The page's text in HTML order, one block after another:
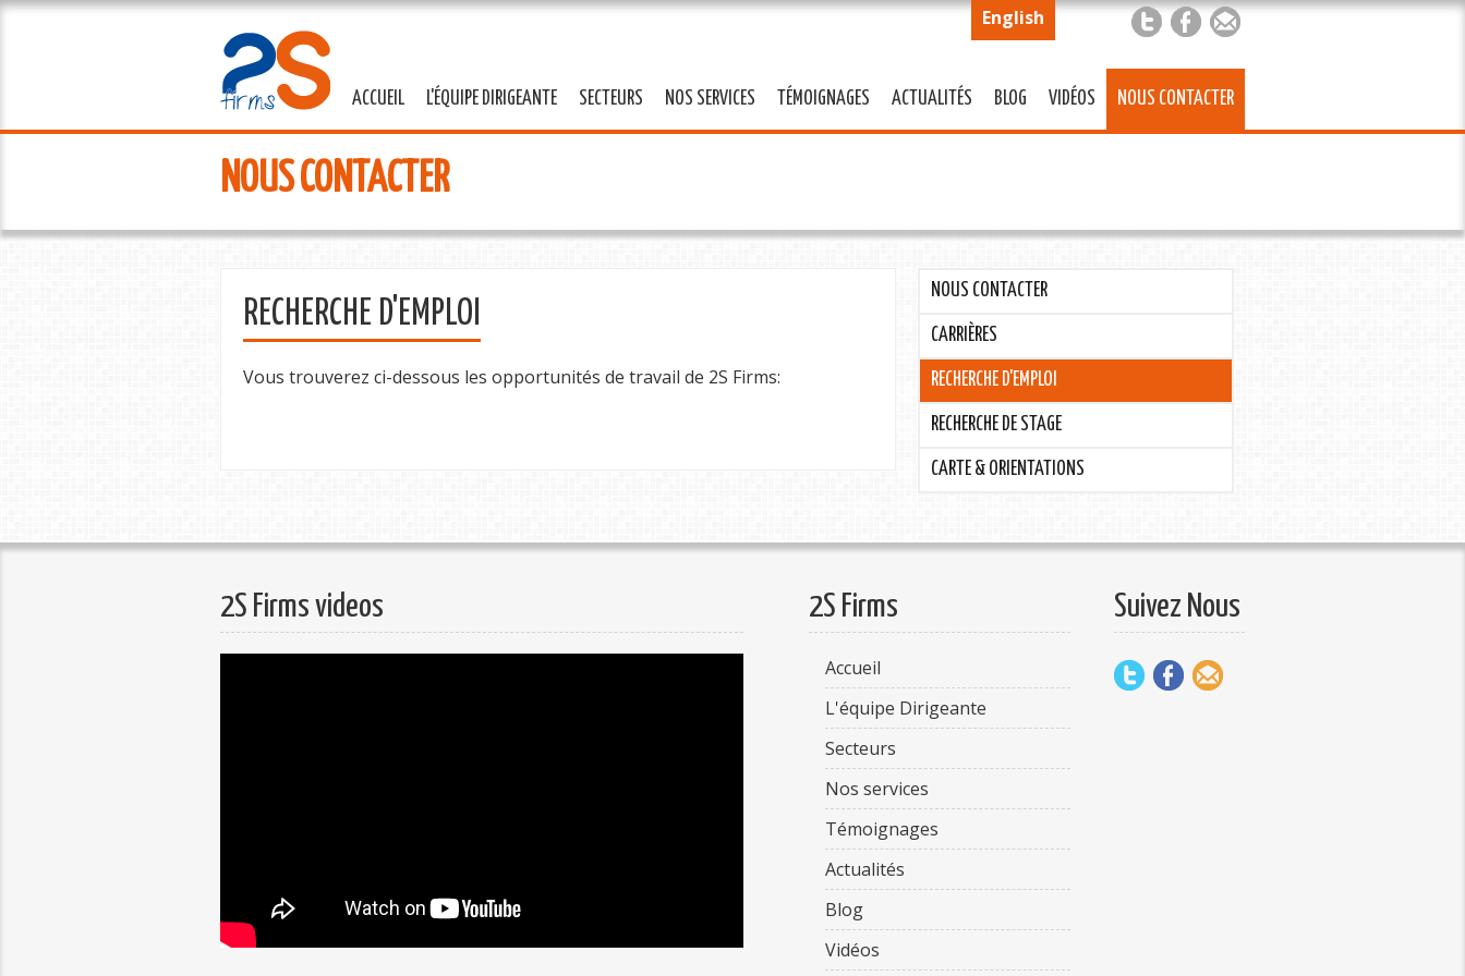
Skip to
English
ACCUEIL L'ÉQUIPE DIRIGEANTE SECTEURS NOS SERVICES TÉMOIGNAGES ACTUALITÉS BLOG VIDÉOS NOUS CONTACTER
NOUS CONTACTER
RECHERCHE D'EMPLOI
Vous trouverez ci-dessous les opportunités de travail de 2S Firms:
NOUS CONTACTER
CARRIÈRES
RECHERCHE D'EMPLOI
RECHERCHE DE STAGE
CARTE & ORIENTATIONS
2S Firms videos 2S Firms
Accueil
L'équipe Dirigeante
Secteurs
Nos services
Témoignages
Actualités
Blog
Vidéos
Suivez Nous